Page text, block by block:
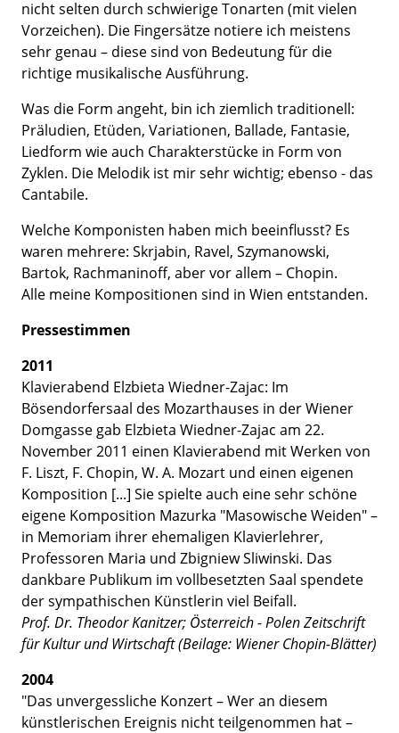
nicht selten durch schwierige Tonarten (mit vielen
Vorzeichen). Die Fingersätze notiere ich meistens
sehr genau – diese sind von Bedeutung für die
richtige musikalische Ausführung.
Was die Form angeht, bin ich ziemlich traditionell:
Präludien, Etüden, Variationen, Ballade, Fantasie,
Liedform wie auch Charakterstücke in Form von
Zyklen. Die Melodik ist mir sehr wichtig; ebenso - das
Cantabile.
Welche Komponisten haben mich beeinflusst? Es
waren mehrere: Skrjabin, Ravel, Szymanowski,
Bartok, Rachmaninoff, aber vor allem – Chopin.
Alle meine Kompositionen sind in Wien entstanden.
Pressestimmen
2011
Klavierabend Elzbieta Wiedner-Zajac: Im
Bösendorfersaal des Mozarthauses in der Wiener
Domgasse gab Elzbieta Wiedner-Zajac am 22.
November 2011 einen Klavierabend mit Werken von
F. Liszt, F. Chopin, W. A. Mozart und einen eigenen
Komposition [...] Sie spielte auch eine sehr schöne
eigene Komposition Mazurka "Masowische Weiden" –
in Memoriam ihrer ehemaligen Klavierlehrer,
Professoren Maria und Zbigniew Sliwinski. Das
dankbare Publikum im vollbesetzten Saal spendete
der sympathischen Künstlerin viel Beifall.
Prof. Dr. Theodor Kanitzer; Österreich - Polen Zeitschrift
für Kultur und Wirtschaft (Beilage: Wiener Chopin-Blätter)
2004
"Das unvergessliche Konzert – Wer an diesem
künstlerischen Ereignis nicht teilgenommen hat –